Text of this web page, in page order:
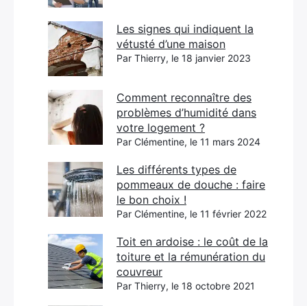
Les signes qui indiquent la
vétusté d’une maison
Par Thierry, le 18 janvier 2023
Comment reconnaître des
problèmes d’humidité dans
votre logement ?
Par Clémentine, le 11 mars 2024
Les différents types de
pommeaux de douche : faire
le bon choix !
Par Clémentine, le 11 février 2022
Toit en ardoise : le coût de la
toiture et la rémunération du
couvreur
Par Thierry, le 18 octobre 2021